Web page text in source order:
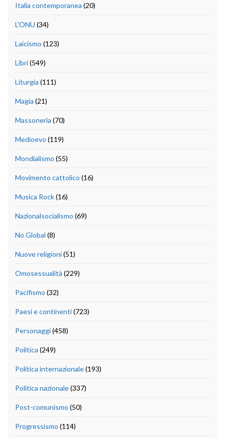
Italia contemporanea (20)
L'ONU (34)
Laicismo (123)
Libri(549)
Liturgia (111)
Magia (21)
Massoneria (70)
Medioevo (119)
Mondialismo (55)
Movimento cattolico (16)
Musica Rock(16)
Nazionalsocialismo (69)
No Global (8)
Nuove religioni(51)
Omosessualità (229)
Pacifismo (32)
Paesi e continenti(723)
Personaggi(458)
Politica (249)
Politica internazionale(193)
Politica nazionale(337)
Post-comunismo (50)
Progressismo (114)